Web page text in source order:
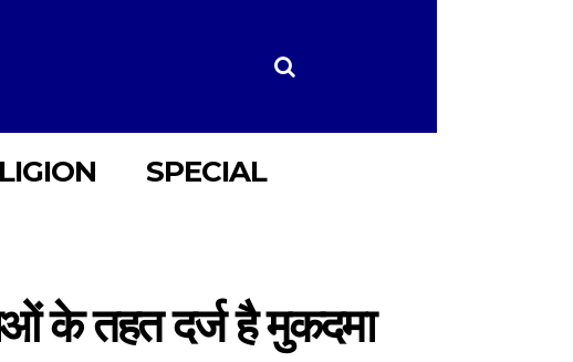
SPECIAL
के तहत दर्ज है मुकदमा